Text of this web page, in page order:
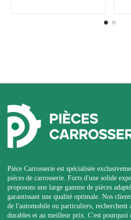
Pièce Carrosserie est spécialisée
pièces de carrosserie. Forts d'une solide
proposons une large gamme de pièces
garantissant une qualité optimale. Nos
de l'automobile ou particuliers, recherchent
durables et au meilleur prix. C'est pourquoi